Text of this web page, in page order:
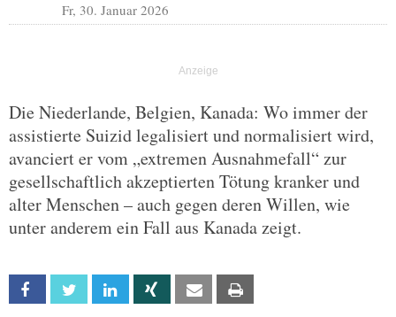
Fr, 30. Januar 2026
Die Niederlande, Belgien, Kanada: Wo immer der
assistierte Suizid legalisiert und normalisiert wird,
avanciert er vom „extremen Ausnahmefall“ zur
gesellschaftlich akzeptierten Tötung kranker und
alter Menschen – auch gegen deren Willen, wie
unter anderem ein Fall aus Kanada zeigt.
Facebook Twitter Linkedin Xing Email